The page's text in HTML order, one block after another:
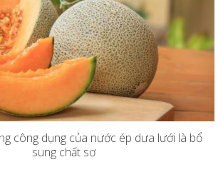
công dụng của nước ép dưa lưới là bổ
sung chất sơ